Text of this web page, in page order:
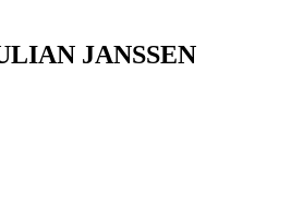
JANSSEN